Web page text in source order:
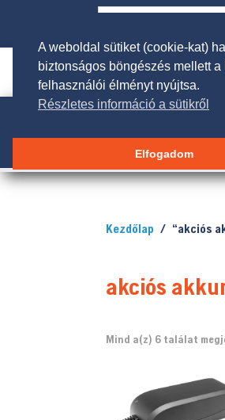

Kezdőlap / “akciós
akciós
Mind a(z) 6 találat
A weboldal sütiket (cookie-kat)
biztonságos böngészés mellett a
felhasználói élményt nyújtsa.
Részletes információ a sütikről
Elfogadom